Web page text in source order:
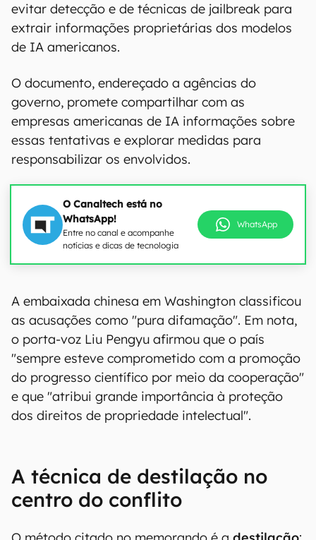
evitar detecção e de técnicas de jailbreak para
extrair informações proprietárias dos modelos
de IA americanos.
O documento, endereçado a agências do
governo, promete compartilhar com as
empresas americanas de IA informações sobre
essas tentativas e explorar medidas para
responsabilizar os envolvidos.
O Canaltech está no
WhatsApp!
Entre no canal e acompanhe
notícias e dicas de tecnologia
WhatsApp
A embaixada chinesa em Washington classificou
as acusações como "pura difamação". Em nota,
o porta-voz Liu Pengyu afirmou que o país
"sempre esteve comprometido com a promoção
do progresso científico por meio da cooperação"
e que "atribui grande importância à proteção
dos direitos de propriedade intelectual".
A técnica de destilação no
centro do conflito